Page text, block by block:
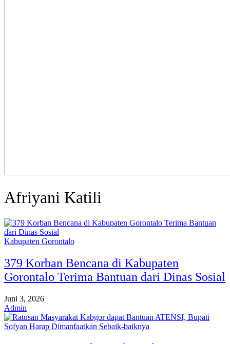
Afriyani Katili
Kabupaten Gorontalo
379 Korban Bencana di Kabupaten
Gorontalo Terima Bantuan dari Dinas Sosial
Juni 3, 2026
Admin